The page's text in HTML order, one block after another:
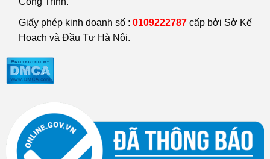
Giấy phép kinh doanh số : 0109222787 cấp bởi Sở Kế
Hoạch và Đầu Tư Hà Nội.